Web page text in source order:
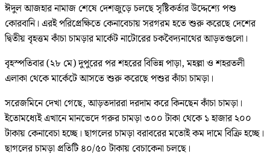
ঈদুল আজহার নামাজ শেষে দেশজুড়ে চলছে সৃষ্টিকর্তার উদ্দেশ্যে পশু
কোরবানি। এরই পরিপ্রেক্ষিতে কেনাবেচায় সরগরম হতে শুরু করেছে দেশের
দ্বিতীয় বৃহত্তম কাঁচা চামড়ার মার্কেট নাটোরের চকবৈদ্যনাথের আড়তগুলো।
বৃহস্পতিবার (২৮ মে) দুপুরের পর শহরের বিভিন্ন পাড়া, মহল্লা ও শহরতলী
এলাকা থেকে মার্কেটে আসতে শুরু করেছে পশুর কাঁচা চামড়া।
সরেজমিনে দেখা গেছে, আড়তদাররা দরদাম করে কিনছেন কাঁচা চামড়া।
ইতোমধ্যেই এখানে মানভেদে গরুর চামড়া ৩০০ টাকা থেকে ১ হাজার ২০০
টাকায় কেনাবেচা হচ্ছে। ছাগলের চামড়া বরাবরের মতোই কম দামে বিক্রি হচ্ছে।
ছাগলের চামড়া প্রতিটি ৪০/৫০ টাকায় বেচাকেনা চলছে।